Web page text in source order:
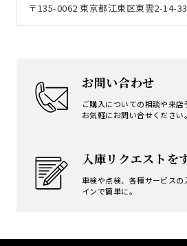
〒135-0062 東京都江東区東雲2-14-33
お問い合わせ
ご購入についての相談や来店
お気軽にお問い合せください。
入庫リクエストを
車検や点検、各種サービス
インで簡単に。